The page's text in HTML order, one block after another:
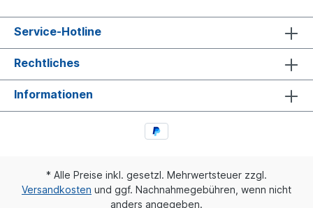
Service-Hotline
Rechtliches
Informationen
* Alle Preise inkl. gesetzl. Mehrwertsteuer zzgl.
Versandkosten und ggf. Nachnahmegebühren, wenn nicht
anders angegeben.